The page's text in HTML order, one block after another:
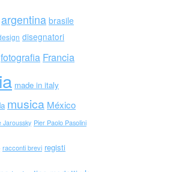
argentina brasile
disegnatori
fotografia Francia
made in italy
musica México
Jaroussky Pier Paolo Pasolini
racconti brevi registi